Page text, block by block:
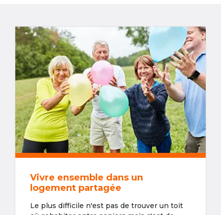
Vivre ensemble dans un
logement partagée
Le plus difficile n'est pas de trouver un toit